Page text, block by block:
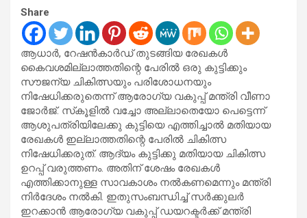
Share
ആധാർ, റേഷൻകാർഡ് തുടങ്ങിയ രേഖകൾ
കൈവശമില്ലാത്തതിന്റെ പേരിൽ ഒരു കുട്ടിക്കും
സൗജന്യ ചികിത്സയും പരിശോധനയും
നിഷേധിക്കരുതെന്ന് ആരോഗ്യ വകുപ്പ് മന്ത്രി വീണാ
ജോർജ്. സ്‌കൂളിൽ വച്ചോ അല്ലാതെയോ പെട്ടെന്ന്
ആശുപത്രിയിലേക്കു കുട്ടിയെ എത്തിച്ചാൽ മതിയായ
രേഖകൾ ഇല്ലാത്തതിന്റെ പേരിൽ ചികിത്സ
നിഷേധിക്കരുത്. ആദ്യം കുട്ടിക്കു മതിയായ ചികിത്സ
ഉറപ്പ് വരുത്തണം. അതിന് ശേഷം രേഖകൾ
എത്തിക്കാനുള്ള സാവകാശം നൽകണമെന്നും മന്ത്രി
നിർദേശം നൽകി. ഇതുസംബന്ധിച്ച് സർക്കുലർ
ഇറക്കാൻ ആരോഗ്യ വകുപ്പ് ഡയറക്ടർക്ക് മന്ത്രി